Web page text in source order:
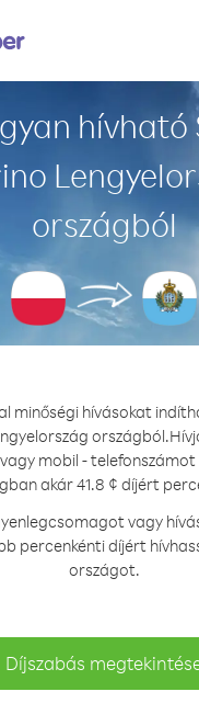
hívható
országból
minőségi hívásokat
országból.
mobil -
akár 41.8 ¢ díjért
vagy
percenkénti díjért
országot.
Díjszabás